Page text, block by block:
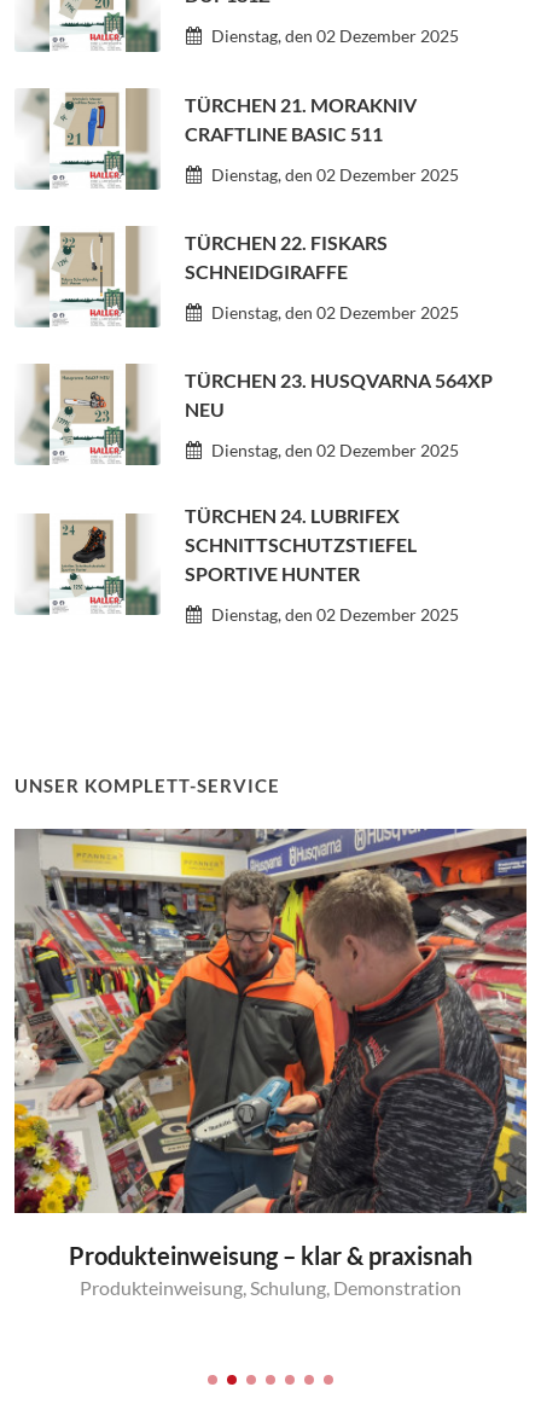
Dienstag, den 02 Dezember 2025
TÜRCHEN 21. MORAKNIV
CRAFTLINE BASIC 511
Dienstag, den 02 Dezember 2025
TÜRCHEN 22. FISKARS
SCHNEIDGIRAFFE
Dienstag, den 02 Dezember 2025
TÜRCHEN 23. HUSQVARNA 564XP
NEU
Dienstag, den 02 Dezember 2025
TÜRCHEN 24. LUBRIFEX
SCHNITTSCHUTZSTIEFEL
SPORTIVE HUNTER
Dienstag, den 02 Dezember 2025
UNSER KOMPLETT-SERVICE
Produkteinweisung – klar & praxisnah
Produkteinweisung,Schulung, Demonstration